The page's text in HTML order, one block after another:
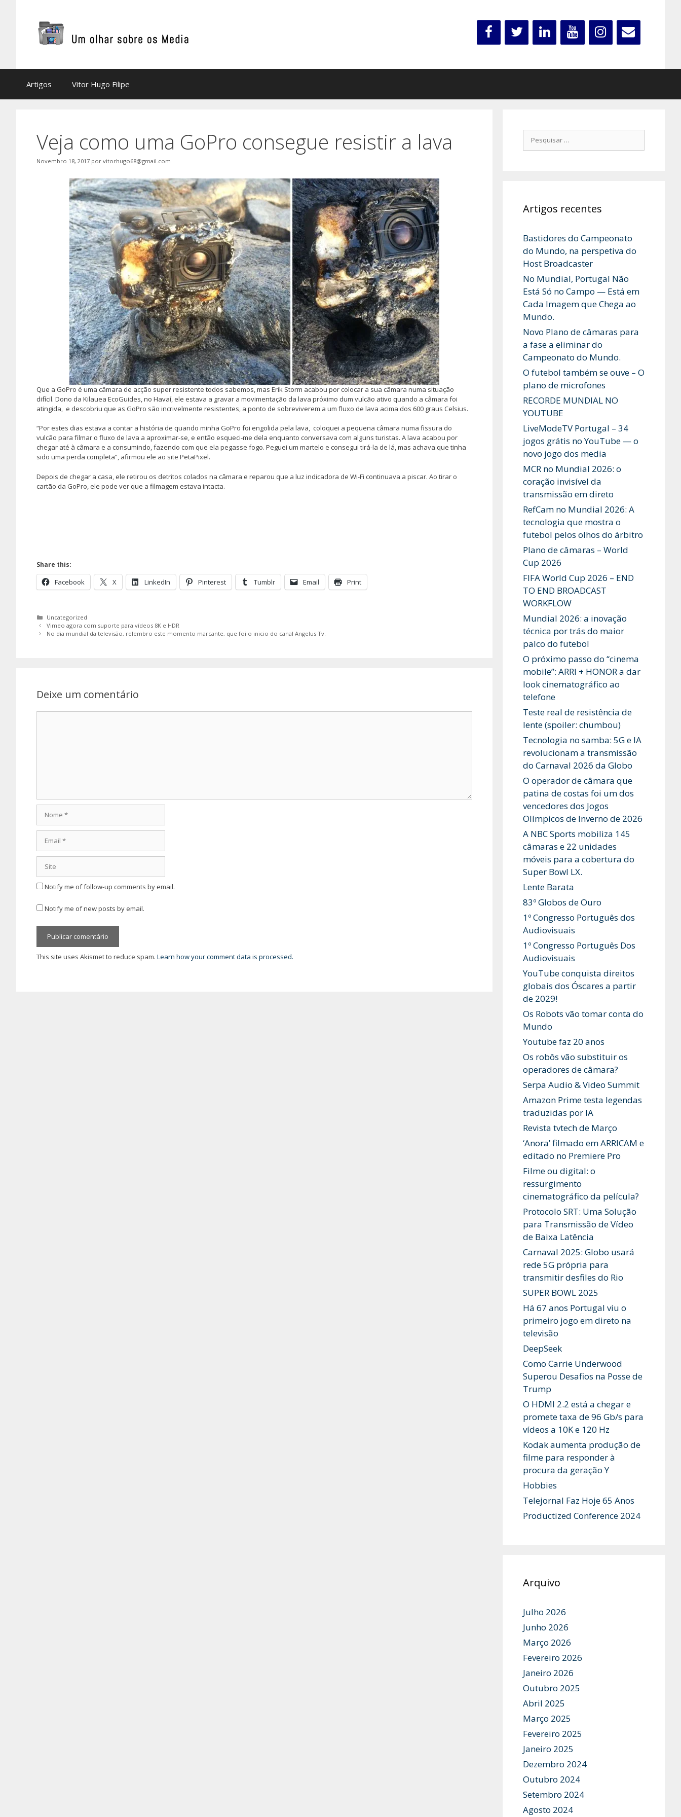
Artigos Vitor Hugo Filipe
Veja como uma GoPro consegue resistir a lava
Novembro 18, 2017 por vitorhugo68@gmail.com
Que a GoPro é uma câmara de acção super resistente todos sabemos, mas Erik Storm acabou por colocar a sua câmara numa situação
difícil. Dono da Kilauea EcoGuides, no Havaí, ele estava a gravar a movimentação da lava próximo dum vulcão ativo quando a câmara foi
atingida, e descobriu que as GoPro são incrivelmente resistentes, a ponto de sobreviverem a um fluxo de lava acima dos 600 graus Celsius.
“Por estes dias estava a contar a história de quando minha GoPro foi engolida pela lava, coloquei a pequena câmara numa fissura do
vulcão para filmar o fluxo de lava a aproximar-se, e então esqueci-me dela enquanto conversava com alguns turistas. A lava acabou por
chegar até à câmara e a consumindo, fazendo com que ela pegasse fogo. Peguei um martelo e consegui tirá-la de lá, mas achava que tinha
sido uma perda completa”, afirmou ele ao site PetaPixel.
Depois de chegar a casa, ele retirou os detritos colados na câmara e reparou que a luz indicadora de Wi-Fi continuava a piscar. Ao tirar o
cartão da GoPro, ele pode ver que a filmagem estava intacta.
Share this:
Facebook X LinkedIn Pinterest Tumblr Email Print
Categorias
Uncategorized
Vimeo agora com suporte para vídeos 8K e HDR
No dia mundial da televisão, relembro este momento marcante, que foi o inicio do canal Angelus Tv.
Deixe um comentário
Notify me of follow-up comments by email.
Notify me of new posts by email.
This site uses Akismet to reduce spam. Learn how your comment data is processed.
Pesquisar
por:
Artigos recentes
Bastidores do Campeonato
do Mundo, na perspetiva do
Host Broadcaster
No Mundial, Portugal Não
Está Só no Campo — Está em
Cada Imagem que Chega ao
Mundo.
Novo Plano de câmaras para
a fase a eliminar do
Campeonato do Mundo.
O futebol também se ouve – O
plano de microfones
RECORDE MUNDIAL NO
YOUTUBE
LiveModeTV Portugal – 34
jogos grátis no YouTube — o
novo jogo dos media
MCR no Mundial 2026: o
coração invisível da
transmissão em direto
RefCam no Mundial 2026: A
tecnologia que mostra o
futebol pelos olhos do árbitro
Plano de câmaras – World
Cup 2026
FIFA World Cup 2026 – END
TO END BROADCAST
WORKFLOW
Mundial 2026: a inovação
técnica por trás do maior
palco do futebol
O próximo passo do “cinema
mobile”: ARRI + HONOR a dar
look cinematográfico ao
telefone
Teste real de resistência de
lente (spoiler: chumbou)
Tecnologia no samba: 5G e IA
revolucionam a transmissão
do Carnaval 2026 da Globo
O operador de câmara que
patina de costas foi um dos
vencedores dos Jogos
Olímpicos de Inverno de 2026
A NBC Sports mobiliza 145
câmaras e 22 unidades
móveis para a cobertura do
Super Bowl LX.
Lente Barata
83º Globos de Ouro
1º Congresso Português dos
Audiovisuais
1º Congresso Português Dos
Audiovisuais
YouTube conquista direitos
globais dos Óscares a partir
de 2029!
Os Robots vão tomar conta do
Mundo
Youtube faz 20 anos
Os robôs vão substituir os
operadores de câmara?
Serpa Audio & Video Summit
Amazon Prime testa legendas
traduzidas por IA
Revista tvtech de Março
‘Anora’ filmado em ARRICAM e
editado no Premiere Pro
Filme ou digital: o
ressurgimento
cinematográfico da película?
Protocolo SRT: Uma Solução
para Transmissão de Vídeo
de Baixa Latência
Carnaval 2025: Globo usará
rede 5G própria para
transmitir desfiles do Rio
SUPER BOWL 2025
Há 67 anos Portugal viu o
primeiro jogo em direto na
televisão
DeepSeek
Como Carrie Underwood
Superou Desafios na Posse de
Trump
O HDMI 2.2 está a chegar e
promete taxa de 96 Gb/s para
vídeos a 10K e 120 Hz
Kodak aumenta produção de
filme para responder à
procura da geração Y
Hobbies
Telejornal Faz Hoje 65 Anos
Productized Conference 2024
Arquivo
Julho 2026
Junho 2026
Março 2026
Fevereiro 2026
Janeiro 2026
Outubro 2025
Abril 2025
Março 2025
Fevereiro 2025
Janeiro 2025
Dezembro 2024
Outubro 2024
Setembro 2024
Agosto 2024